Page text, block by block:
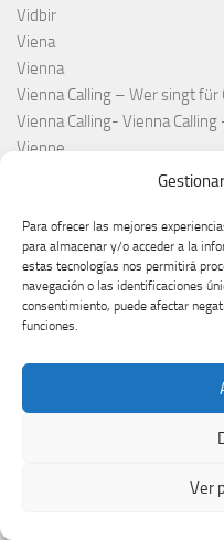
Para ofrecer las mejores
para almacenar y/o acceder a la
estas tecnologías nos permitirá
navegación o las identificaciones
consentimiento, puede afectar
funciones.
Ver
Vidbir
Viena
Vienna
Vienna Calling – Wer singt für
Vienna Calling- Vienna
Vienne
What ever Happened
Ylvis
YouTube
Yuval Raphael
Željko Joksimović
Zürich
Zúrich